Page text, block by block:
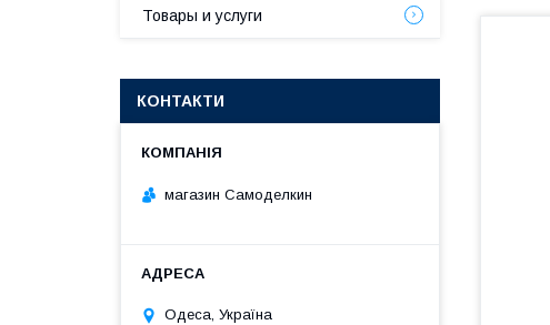
Товары и услуги
КОНТАКТИ
магазин Самоделкин
Одеса, Україна